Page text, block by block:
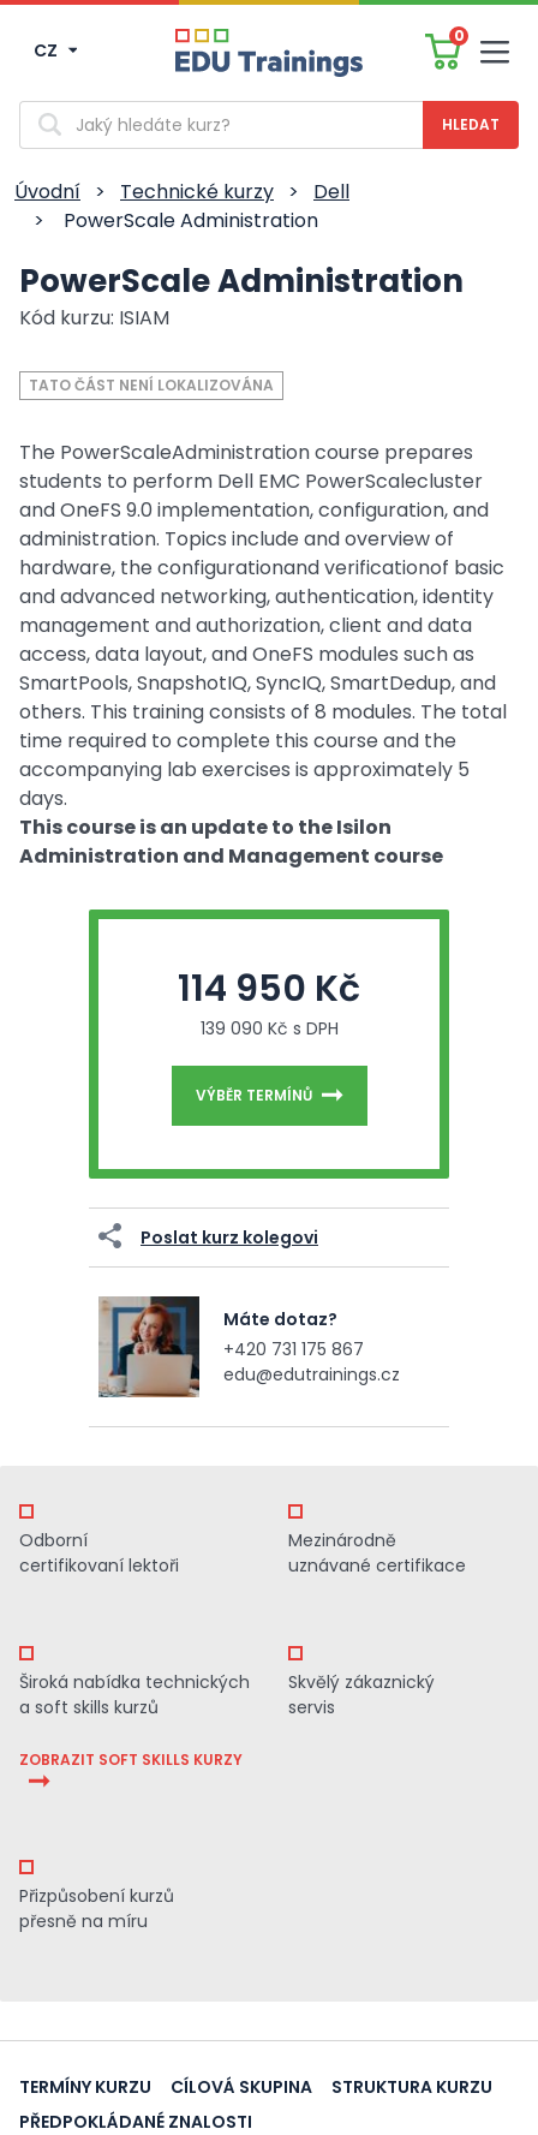
CZ
0
Vyhledávání
Úvodní > Technické kurzy >
Dell
>
PowerScale Administration
PowerScale Administration
Kód kurzu: ISIAM
TATO ČÁST NENÍ LOKALIZOVÁNA
The PowerScaleAdministration course prepares
students to perform Dell EMC PowerScalecluster
and OneFS 9.0 implementation, configuration, and
administration. Topics include and overview of
hardware, the configurationand verificationof basic
and advanced networking, authentication, identity
management and authorization, client and data
access, data layout, and OneFS modules such as
SmartPools, SnapshotIQ, SyncIQ, SmartDedup, and
others. This training consists of 8 modules. The total
time required to complete this course and the
accompanying lab exercises is approximately 5
days.
This course is an update to the Isilon
Administration and Management course
114 950 Kč
139 090 Kč s DPH
VÝBĚR TERMÍNŮ
Poslat kurz kolegovi
Máte dotaz?
+420 731 175 867
edu@edutrainings.cz
Odborní
certifikovaní lektoři
Mezinárodně
uznávané certifikace
Široká nabídka technických
a soft skills kurzů
ZOBRAZIT SOFT SKILLS KURZY
Skvělý zákaznický
servis
Přizpůsobení kurzů
přesně na míru
TERMÍNY KURZU CÍLOVÁ SKUPINA
STRUKTURA KURZU
PŘEDPOKLÁDANÉ ZNALOSTI